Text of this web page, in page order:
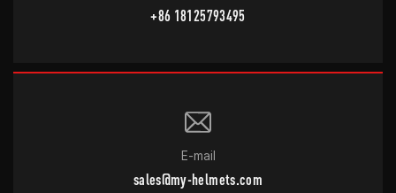
+86 18125793495
E-mail
sales@my-helmets.com